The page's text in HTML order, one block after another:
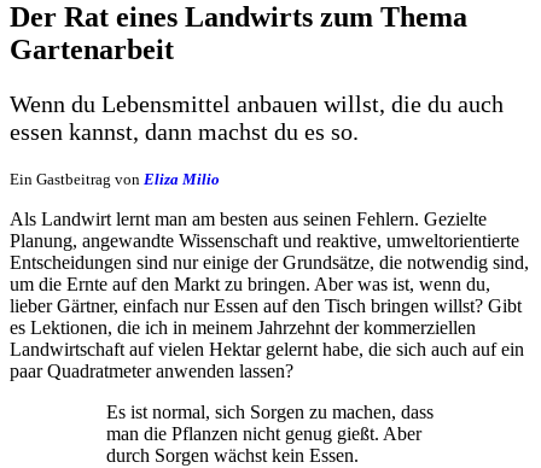
Der Rat eines Landwirts zum Thema
Gartenarbeit
Wenn du Lebensmittel anbauen willst, die du auch
essen kannst, dann machst du es so.
Ein Gastbeitrag von Eliza Milio
Als Landwirt lernt man am besten aus seinen Fehlern. Gezielte
Planung, angewandte Wissenschaft und reaktive, umweltorientierte
Entscheidungen sind nur einige der Grundsätze, die notwendig sind,
um die Ernte auf den Markt zu bringen. Aber was ist, wenn du,
lieber Gärtner, einfach nur Essen auf den Tisch bringen willst? Gibt
es Lektionen, die ich in meinem Jahrzehnt der kommerziellen
Landwirtschaft auf vielen Hektar gelernt habe, die sich auch auf ein
paar Quadratmeter anwenden lassen?
Es ist normal, sich Sorgen zu machen, dass
man die Pflanzen nicht genug gießt. Aber
durch Sorgen wächst kein Essen.